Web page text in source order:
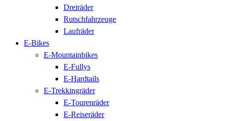
Dreiräder
Rutschfahrzeuge
Laufräder
E-Bikes
E-Mountainbikes
E-Fullys
E-Hardtails
E-Trekkingräder
E-Tourenräder
E-Reiseräder